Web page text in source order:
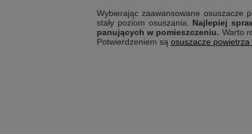
Wybierając zaawansowane osuszacze
stały poziom osuszania. Najlepiej
panujących w pomieszczeniu. Warto
Potwierdzeniem są osuszacze powietrza